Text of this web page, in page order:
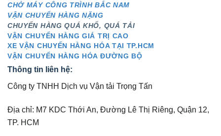
CHỞ MÁY CÔNG TRÌNH BẮC NAM
VẬN CHUYỂN HÀNG NẶNG
CHUYỂN HÀNG QUÁ KHỔ, QUÁ TẢI
VẬN CHUYỂN HÀNG GIÁ TRỊ CAO
XE VẬN CHUYỂN HÀNG HÓA TẠI TP.HCM
VẬN CHUYỂN HÀNG HÓA ĐƯỜNG BỘ
Thông tin liên hệ:
Công ty TNHH Dịch vụ Vận tải Trọng Tấn
Địa chỉ: M7 KDC Thới An, Đường Lê Thị Riêng, Quận 12,
TP. HCM